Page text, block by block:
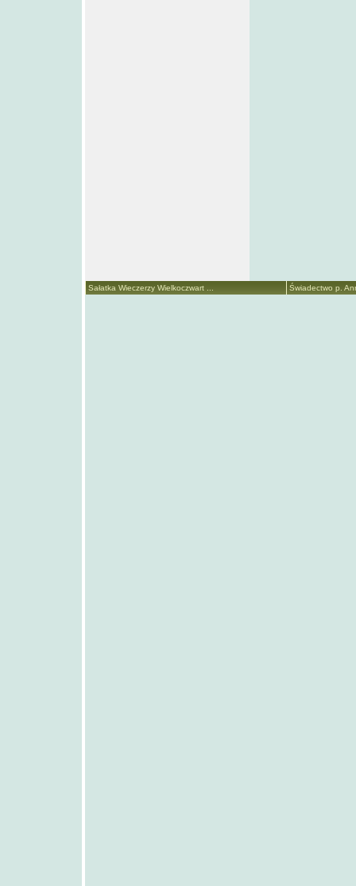
Sałatka Wieczerzy Wielkoczwart ... Świadectwo p.